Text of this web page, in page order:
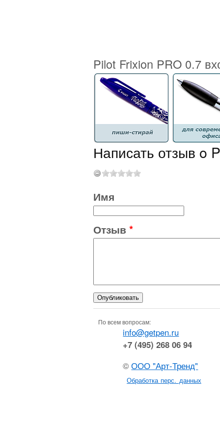
Pilot Frixion PRO 0.7
Написать отзыв o
Имя
Отзыв *
По всем вопросам:
info@getpen.ru
+7 (495) 268 06 94
©ООО "Арт-Тренд"
Обработка перс. данных